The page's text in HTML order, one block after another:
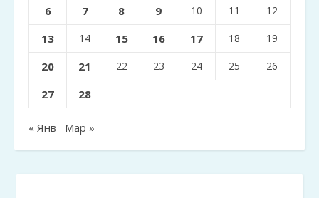
6 7 8 9 10 11 12
13 14 15 16 17 18 19
20 21 22 23 24 25 26
27 28
« Янв Мар »